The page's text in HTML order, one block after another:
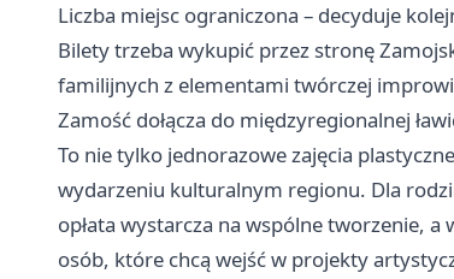
Liczba miejsc ograniczona – decyduje
Bilety trzeba wykupić przez stronę
familijnych z elementami twórczej
Zamość dołącza do międzyregionalnej
To nie tylko jednorazowe zajęcia
wydarzeniu kulturalnym regionu. Dla
opłata wystarcza na wspólne tworzenie, a
osób, które chcą wejść w projekty